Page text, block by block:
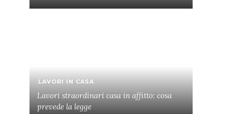
LAVORI IN CASA
Lavori straordinari casa in affitto: cosa
prevede la legge